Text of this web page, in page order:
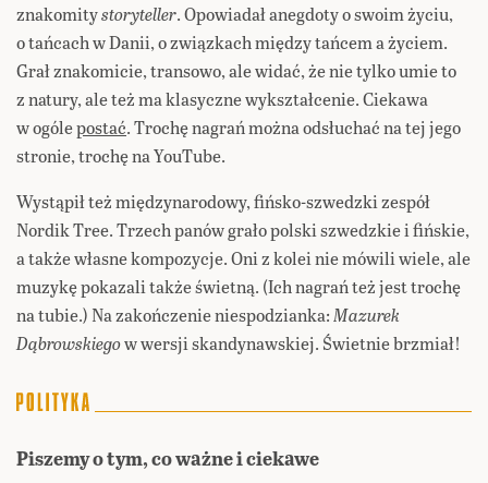
znakomitystoryteller. Opowiadał anegdoty o swoim życiu,
o tańcach w Danii, o związkach między tańcem a życiem.
Grał znakomicie, transowo, ale widać, że nie tylko umie to
z natury, ale też ma klasyczne wykształcenie. Ciekawa
w ogólepostać. Trochę nagrań można odsłuchać na tej jego
stronie, trochę na YouTube.
Wystąpił też międzynarodowy, fińsko-szwedzki zespół
Nordik Tree. Trzech panów grało polski szwedzkie i fińskie,
a także własne kompozycje. Oni z kolei nie mówili wiele, ale
muzykę pokazali także świetną. (Ich nagrań też jest trochę
na tubie.) Na zakończenie niespodzianka:Mazurek
Dąbrowskiegow wersji skandynawskiej. Świetnie brzmiał!
Piszemy o tym, co ważne i ciekawe